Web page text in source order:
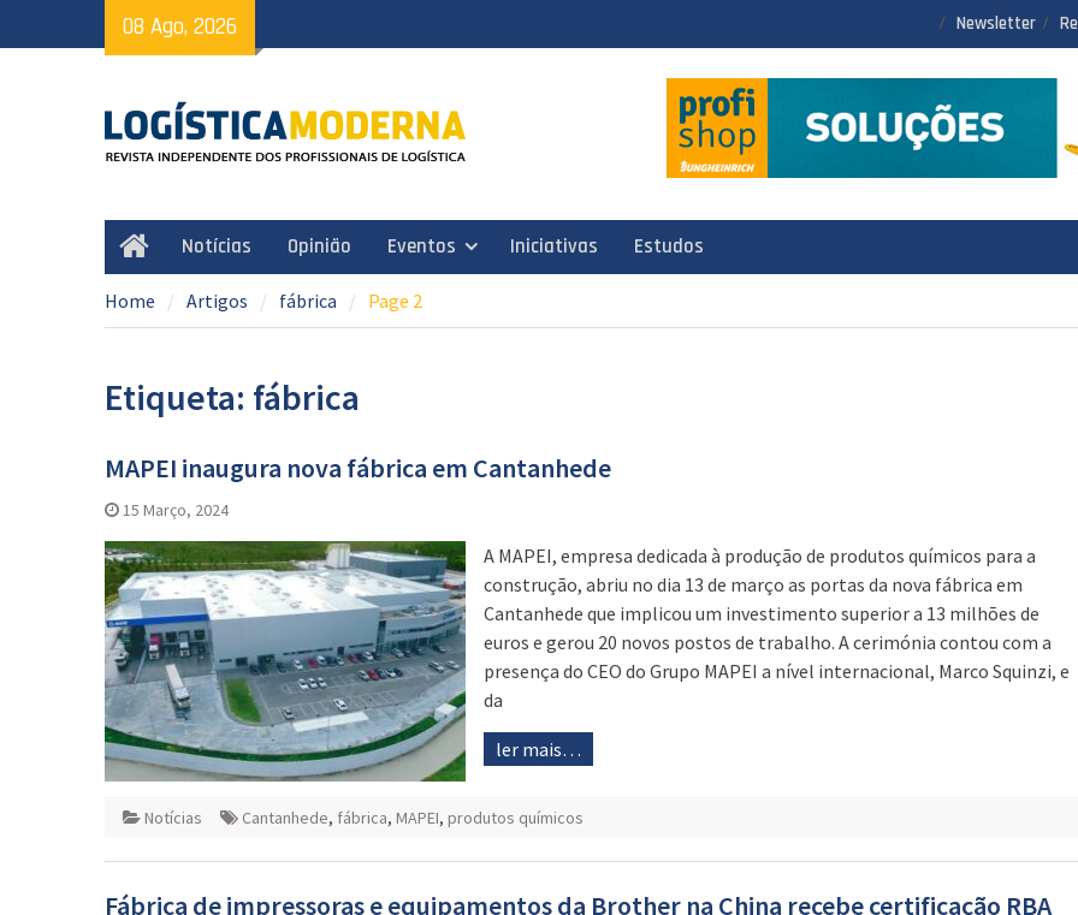
to
08 Ago, 2026 Newsletter
HomeNotícias Opinião Eventos Iniciativas Estudos
Home Artigos fábrica Page 2
Etiqueta: fábrica
MAPEI inaugura nova fábrica em Cantanhede
15 Março, 2024
A MAPEI, empresa dedicada à produção de produtos químicos para a
construção, abriu no dia 13 de março as portas da nova fábrica em
Cantanhede que implicou um investimento superior a 13 milhões de
euros e gerou 20 novos postos de trabalho. A cerimónia contou com a
presença do CEO do Grupo MAPEI a nível internacional, Marco Squinzi, e
da
ler mais…
Notícias Cantanhede, fábrica, MAPEI, produtos químicos
Fábrica de impressoras e equipamentos da Brother na China recebe certificação RBA